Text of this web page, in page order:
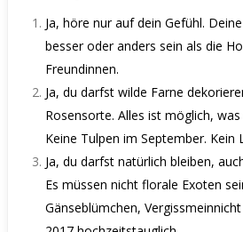
Ja, höre nur auf dein Gefühl.
besser oder anders sein als die
Freundinnen.
Ja, du darfst wilde Farne
Rosensorte. Alles ist möglich,
Keine Tulpen im September. Kein
Ja, du darfst natürlich bleiben,
Es müssen nicht florale Exoten
Gänseblümchen,